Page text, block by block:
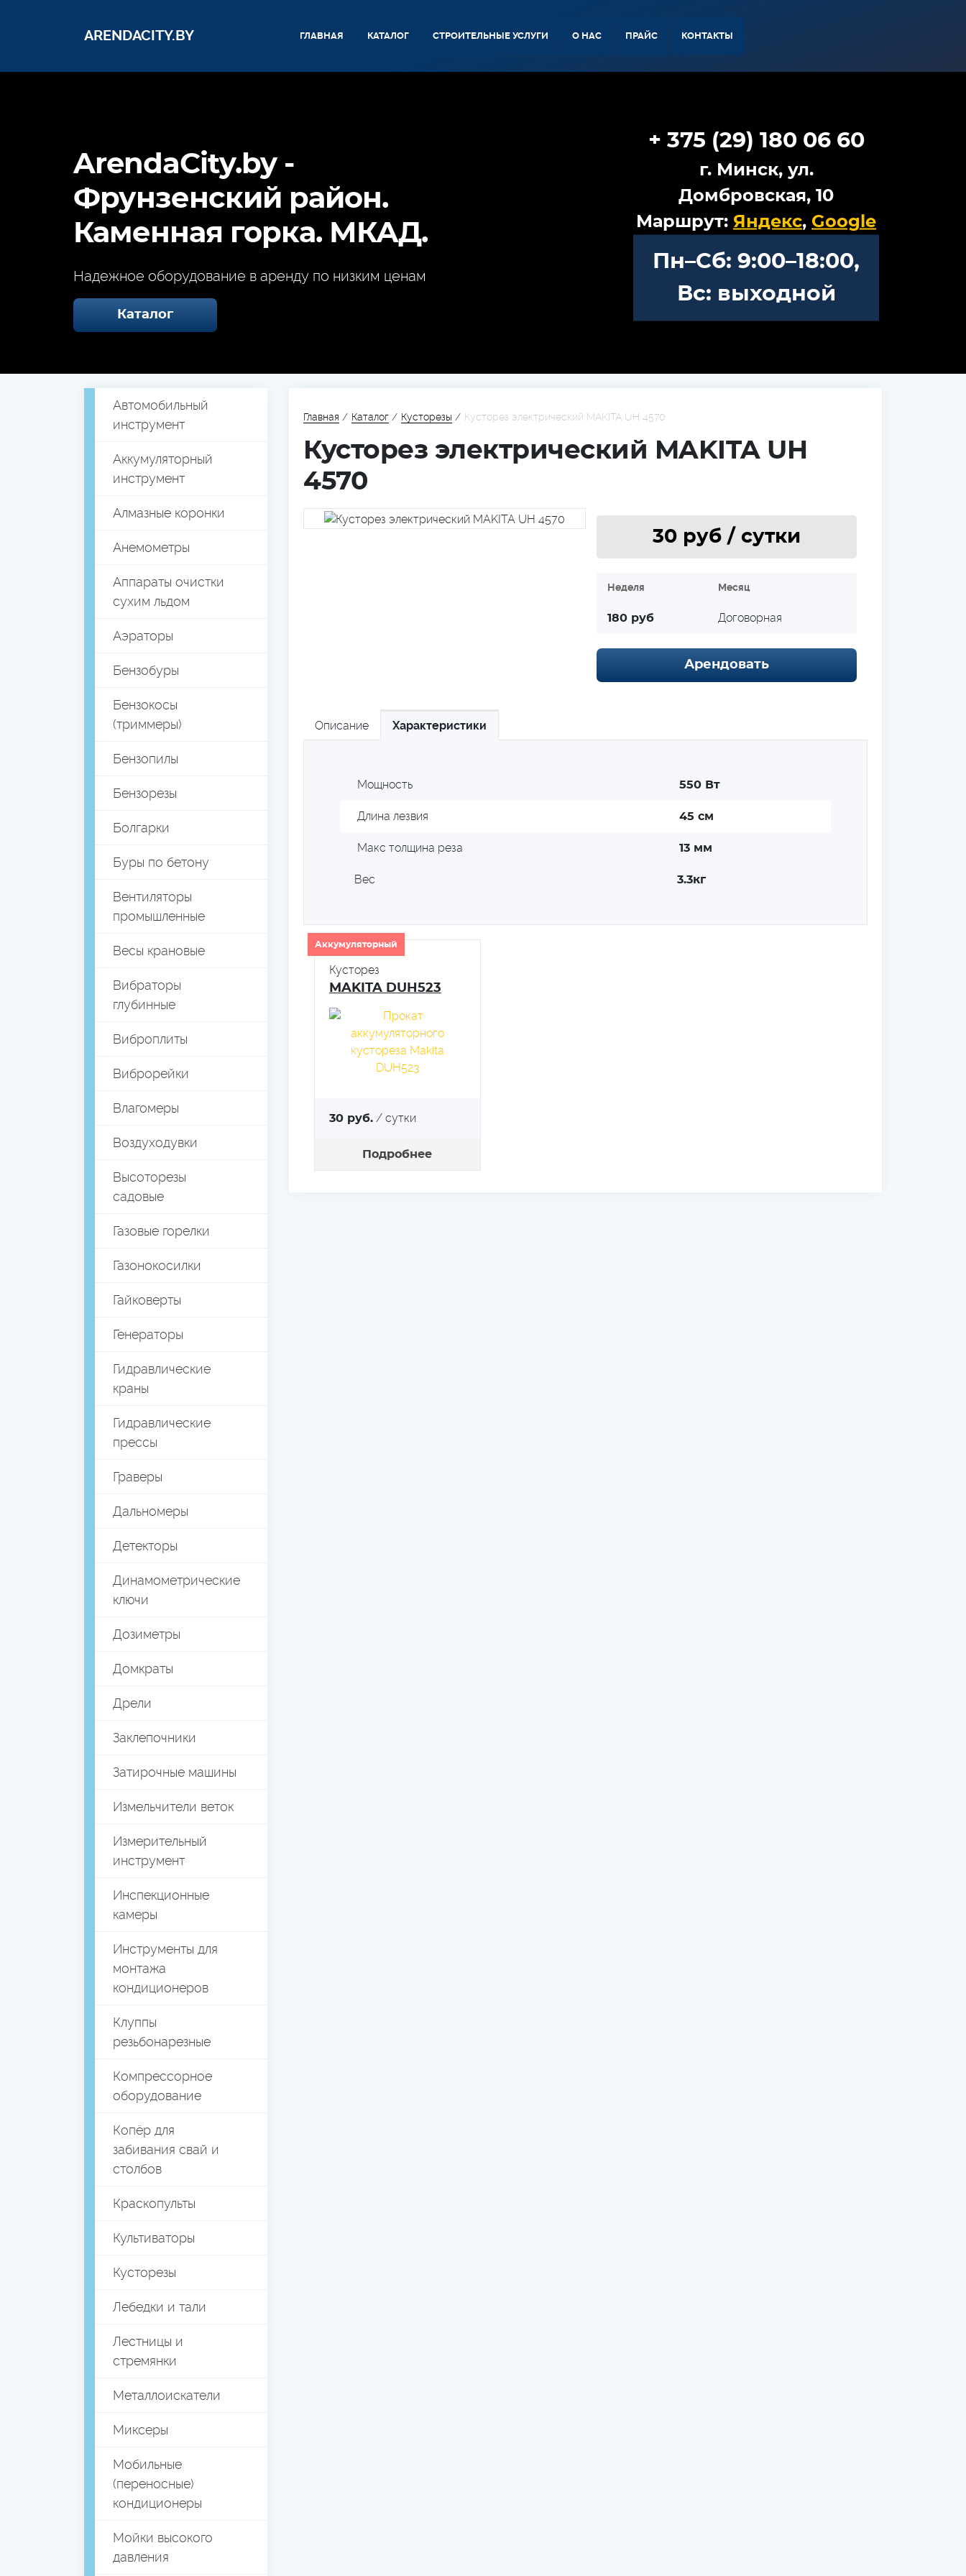
ARENDACITY.BY ГЛАВНАЯ КАТАЛОГ СТРОИТЕЛЬНЫЕ УСЛУГИ О НАС ПРАЙС КОНТАКТЫ
ArendaCity.by -
Фрунзенский район.
Каменная горка. МКАД.
Надежное оборудование в аренду по низким ценам
Каталог
+ 375 (29) 180 06 60
г. Минск, ул.
Домбровская, 10
Маршрут: Яндекс, Google
Пн–Сб: 9:00–18:00,
Вс: выходной
Автомобильный
инструмент
Аккумуляторный
инструмент
Алмазные коронки
Анемометры
Аппараты очистки
сухим льдом
Аэраторы
Бензобуры
Бензокосы
(триммеры)
Бензопилы
Бензорезы
Болгарки
Буры по бетону
Вентиляторы
промышленные
Весы крановые
Вибраторы
глубинные
Виброплиты
Виброрейки
Влагомеры
Воздуходувки
Высоторезы
садовые
Газовые горелки
Газонокосилки
Гайковерты
Генераторы
Гидравлические
краны
Гидравлические
прессы
Граверы
Дальномеры
Детекторы
Динамометрические
ключи
Дозиметры
Домкраты
Дрели
Заклепочники
Затирочные машины
Измельчители веток
Измерительный
инструмент
Инспекционные
камеры
Инструменты для
монтажа
кондиционеров
Клуппы
резьбонарезные
Компрессорное
оборудование
Копёр для
забивания свай и
столбов
Краскопульты
Культиваторы
Кусторезы
Лебедки и тали
Лестницы и
стремянки
Металлоискатели
Миксеры
Мобильные
(переносные)
кондиционеры
Мойки высокого
давления
Главная / Каталог / Кусторезы / Кусторез электрический MAKITA UH 4570
Кусторез электрический MAKITA UH
4570
30руб / cутки
Неделя Месяц
180 руб Договорная
Арендовать
Описание Характеристики
Мощность 550 Вт
Длина лезвия 45 см
Макс толщина реза 13 мм
Вес 3.3кг
Аккумуляторный
Кусторез
MAKITA DUH523
30 руб. / сутки
Подробнее